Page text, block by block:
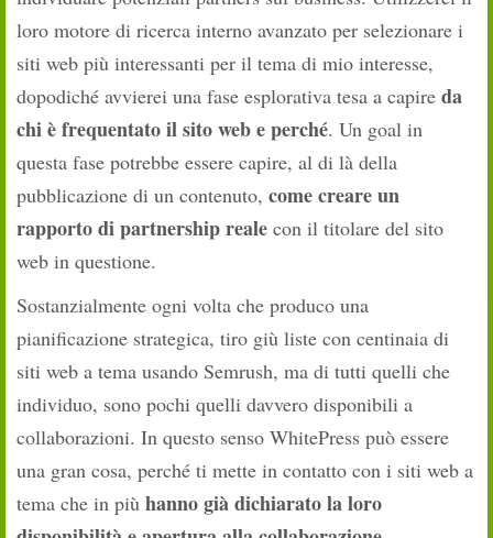
loro motore di ricerca interno avanzato per selezionare i
siti web più interessanti per il tema di mio interesse,
dopodiché avvierei una fase esplorativa tesa a capire da
chi è frequentato il sito web e perché. Un goal in
questa fase potrebbe essere capire, al di là della
pubblicazione di un contenuto, come creare un
rapporto di partnership reale con il titolare del sito
web in questione.
Sostanzialmente ogni volta che produco una
pianificazione strategica, tiro giù liste con centinaia di
siti web a tema usando Semrush, ma di tutti quelli che
individuo, sono pochi quelli davvero disponibili a
collaborazioni. In questo senso WhitePress può essere
una gran cosa, perché ti mette in contatto con i siti web a
tema che in più hanno già dichiarato la loro